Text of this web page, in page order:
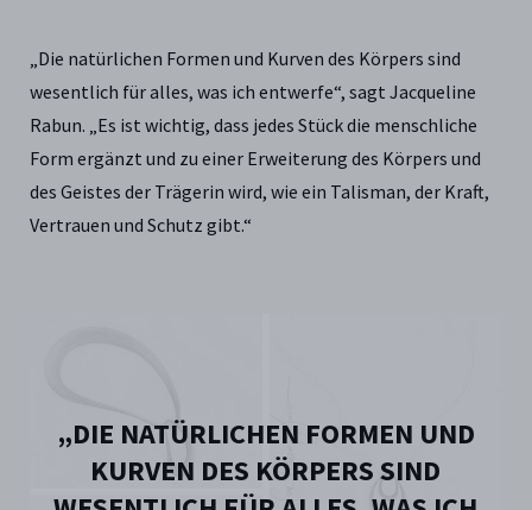
„Die natürlichen Formen und Kurven des Körpers sind
wesentlich für alles, was ich entwerfe“, sagt Jacqueline
Rabun. „Es ist wichtig, dass jedes Stück die menschliche
Form ergänzt und zu einer Erweiterung des Körpers und
des Geistes der Trägerin wird, wie ein Talisman, der Kraft,
Vertrauen und Schutz gibt.“
„DIE NATÜRLICHEN FORMEN UND
KURVEN DES KÖRPERS SIND